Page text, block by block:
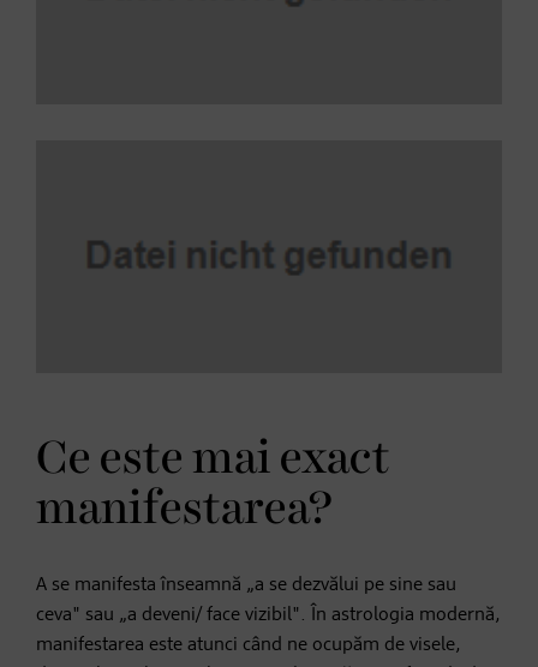
Ce este mai exact
manifestarea?
A se manifesta înseamnă „a se dezvălui pe sine sau
ceva" sau „a deveni/ face vizibil". În astrologia modernă,
manifestarea este atunci când ne ocupăm de visele,